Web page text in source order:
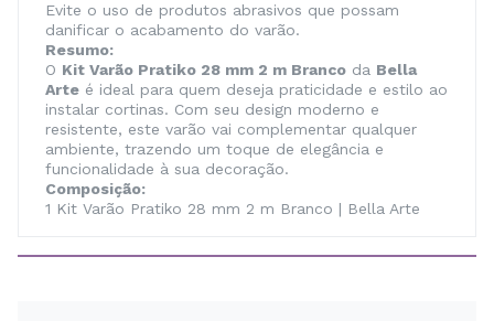
Evite o uso de produtos abrasivos que possam
danificar o acabamento do varão.
Resumo:
O Kit Varão Pratiko 28 mm 2 m Branco da Bella
Arte é ideal para quem deseja praticidade e estilo ao
instalar cortinas. Com seu design moderno e
resistente, este varão vai complementar qualquer
ambiente, trazendo um toque de elegância e
funcionalidade à sua decoração.
Composição:
1 Kit Varão Pratiko 28 mm 2 m Branco | Bella Arte